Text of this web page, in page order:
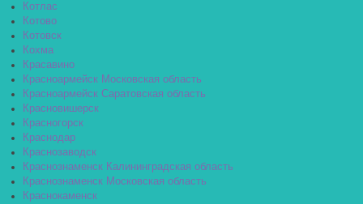
Котлас
Котово
Котовск
Кохма
Красавино
Красноармейск Московская область
Красноармейск Саратовская область
Красновишерск
Красногорск
Краснодар
Краснозаводск
Краснознаменск Калининградская область
Краснознаменск Московская область
Краснокаменск